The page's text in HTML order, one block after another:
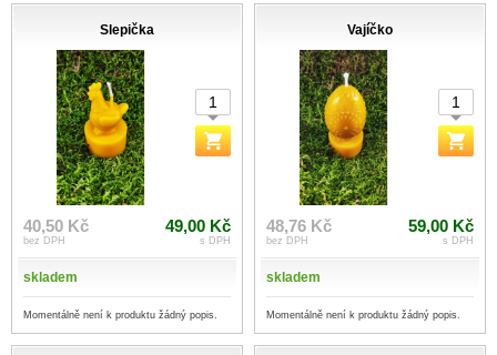
Slepička
40,50 Kč
bez DPH
49,00 Kč
s DPH
skladem
Momentálně není k produktu žádný popis.
Vajíčko
48,76 Kč
bez DPH
59,00 Kč
s DPH
skladem
Momentálně není k produktu žádný popis.